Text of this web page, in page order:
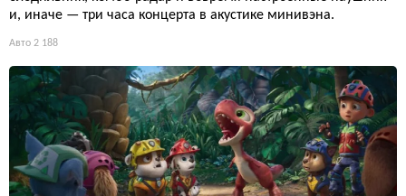
и, иначе — три часа концерта в акустике минивэна.
Авто 2 188